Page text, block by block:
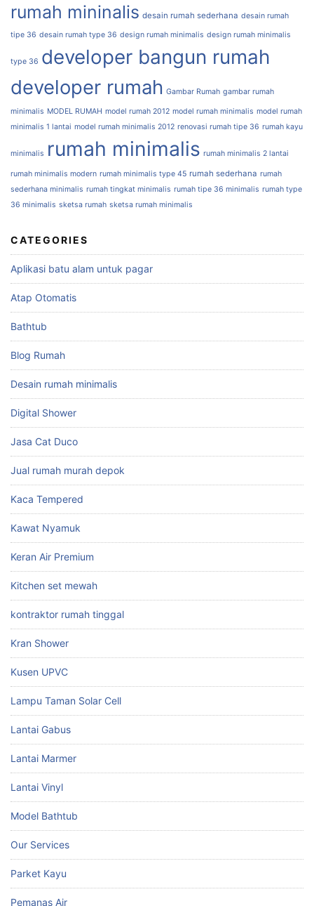
rumah mininalis desain rumah sederhana desain rumah
tipe 36 desain rumah type 36 design rumah minimalis design rumah minimalis
type 36 developer bangun rumah
developer rumah Gambar Rumah gambar rumah
minimalis MODEL RUMAH model rumah 2012 model rumah minimalis model rumah
minimalis 1 lantai model rumah minimalis 2012 renovasi rumah tipe 36 rumah kayu
minimalis rumah minimalis rumah minimalis 2 lantai
rumah minimalis modern rumah minimalis type 45 rumah sederhana rumah
sederhana minimalis rumah tingkat minimalis rumah tipe 36 minimalis rumah type
36 minimalis sketsa rumah sketsa rumah minimalis
CATEGORIES
Aplikasi batu alam untuk pagar
Atap Otomatis
Bathtub
Blog Rumah
Desain rumah minimalis
Digital Shower
Jasa Cat Duco
Jual rumah murah depok
Kaca Tempered
Kawat Nyamuk
Keran Air Premium
Kitchen set mewah
kontraktor rumah tinggal
Kran Shower
Kusen UPVC
Lampu Taman Solar Cell
Lantai Gabus
Lantai Marmer
Lantai Vinyl
Model Bathtub
Our Services
Parket Kayu
Pemanas Air